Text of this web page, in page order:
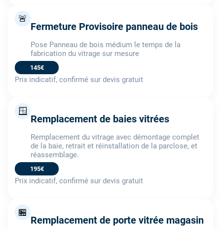
🚨
Fermeture Provisoire panneau de bois
Pose Panneau de bois médium le temps de la
fabrication du vitrage sur mesure
145€
Prix indicatif, confirmé sur devis gratuit
🪟
Remplacement de baies vitrées
Remplacement du vitrage avec démontage complet
de la baie, retrait et réinstallation de la parclose, et
réassemblage.
195€
Prix indicatif, confirmé sur devis gratuit
🏪
Remplacement de porte vitrée magasin